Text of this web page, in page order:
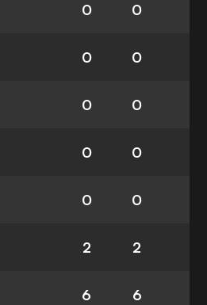
0 0
0 0
0 0
0 0
0 0
2 2
6 6